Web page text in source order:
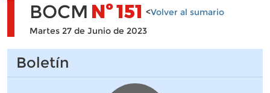
BOCM Nº151 <Volver al sumario
Martes 27 de Junio de 2023
Boletín